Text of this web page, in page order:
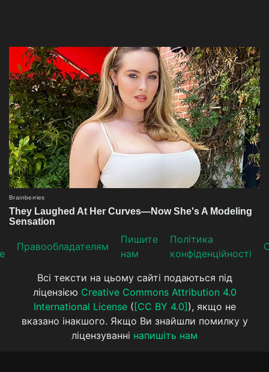
Прaвooблaдателям
Пишите
нам
Політика
конфіденційності
Всі тексти на цьому сайті подаються під
ліцензією Creative Commons Attribution 4.0
International License( [CC BY 4.0] ), якщо не
вказано інакшого. Якщо Ви знайшли помилку у
ліцензуванні напишіть нам